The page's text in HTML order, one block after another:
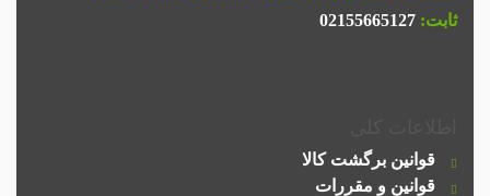
ثابت: 02155665127
قوانین برگشت کالا
قوانین و مقررات